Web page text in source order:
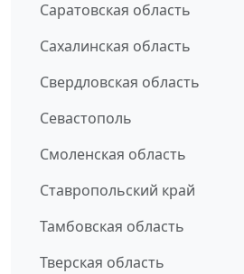
Саратовская область
Сахалинская область
Свердловская область
Севастополь
Смоленская область
Ставропольский край
Тамбовская область
Тверская область